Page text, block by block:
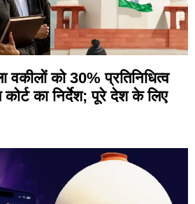
वकीलों को 30% प्रतिनिधित्व
कोर्ट का निर्देश; पूरे देश के लिए